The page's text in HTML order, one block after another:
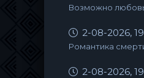
Возможно
2-08-2026,
Романтика
2-08-2026,